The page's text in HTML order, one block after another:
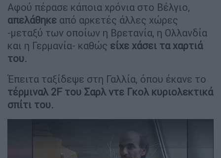
Αφού πέρασε κάποια χρόνια στο Βέλγιο,
απελάθηκε από αρκετές άλλες χώρες
-μεταξύ των οποίων η Βρετανία, η Ολλανδία
και η Γερμανία- καθώς είχε χάσει τα χαρτιά
του.
Έπειτα ταξίδεψε στη Γαλλία, όπου έκανε το
τέρμιναλ 2F του Σαρλ ντε Γκολ κυριολεκτικά
σπίτι του.